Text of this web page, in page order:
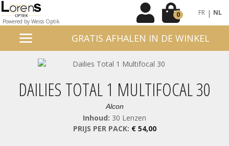
Powered by Weiss Optik
0 FR | NL
GRATIS AFHALEN IN DE WINKEL
DAILIES TOTAL 1 MULTIFOCAL 30
Alcon
Inhoud: 30 Lenzen
PRIJS PER PACK: € 54,00